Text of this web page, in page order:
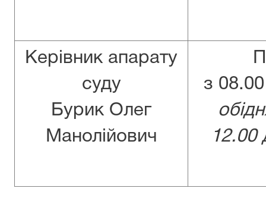
Керівник апарату
суду
Бурик Олег
Манолійович
з
12.00